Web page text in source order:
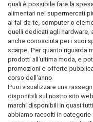
quali è possibile fare la
alimentari nei supermercati
al fai-da-te, computer o
quelli dedicati agli hardware,
anche conosciuta per i suoi
scarpe. Per quanto riguarda
prodotti all'ultima moda, e
promozioni e offerte
corso dell'anno.
Puoi visualizzare una
disponibili sul nostro sito
marchi disponibili in quasi
abbiamo raccolti in